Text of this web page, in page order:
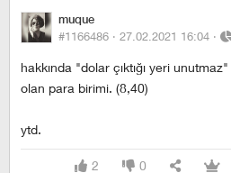
muque
#1166486 · 27.02.2021 16:04 ·
hakkında "dolar çıktığı yeri
olan para birimi. (8,40)
ytd.
2 0